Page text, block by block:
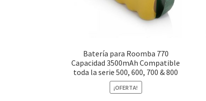
Batería para Roomba 770
Capacidad 3500mAh Compatible
toda la serie 500, 600, 700 & 800
¡OFERTA!